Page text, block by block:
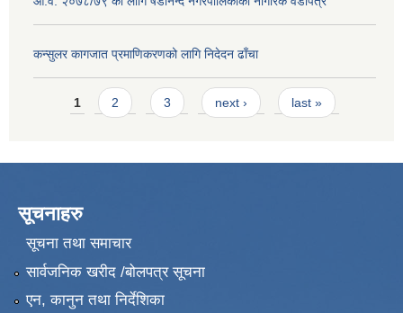
कन्सुलर कागजात प्रमाणिकरणको लागि निदेदन ढाँचा
Pages
1 2 3 next › last »
सूचनाहरु
सूचना तथा समाचार
सार्वजनिक खरीद /बोलपत्र सूचना
एन, कानुन तथा निर्देशिका